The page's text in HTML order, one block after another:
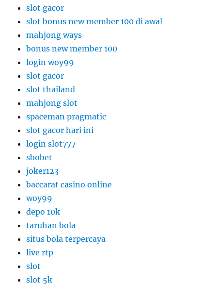
slot gacor
slot bonus new member 100 di awal
mahjong ways
bonus new member 100
login woy99
slot gacor
slot thailand
mahjong slot
spaceman pragmatic
slot gacor hari ini
login slot777
sbobet
joker123
baccarat casino online
woy99
depo 10k
taruhan bola
situs bola terpercaya
live rtp
slot
slot 5k